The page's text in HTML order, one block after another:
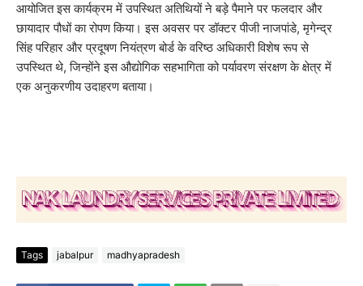
आयोजित इस कार्यक्रम में उपस्थित अतिथियों ने बड़े पैमाने पर फलदार और
छायादार पौधों का रोपण किया। इस अवसर पर डॉक्टर पीजी नाजपांडे, मृगेन्द्र
सिंह परिहार और प्रदूषण नियंत्रण बोर्ड के वरिष्ठ अधिकारी विशेष रूप से
उपस्थित थे, जिन्होंने इस औद्योगिक सहभागिता को पर्यावरण संरक्षण के क्षेत्र में
एक अनुकरणीय उदाहरण बताया।
Tags jabalpur madhyapradesh